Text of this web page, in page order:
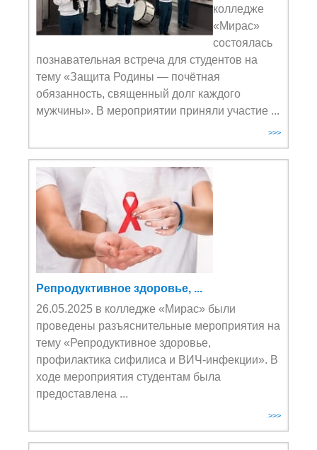
колледже
«Мирас»
состоялась
познавательная встреча для студентов на
тему «Защита Родины — почётная
обязанность, священный долг каждого
мужчины». В мероприятии приняли участие ...
>>>
Репродуктивное здоровье, ...
26.05.2025 в колледже «Мирас» были
проведены разъяснительные мероприятия на
тему «Репродуктивное здоровье,
профилактика сифилиса и ВИЧ-инфекции». В
ходе мероприятия студентам была
предоставлена ...
>>>